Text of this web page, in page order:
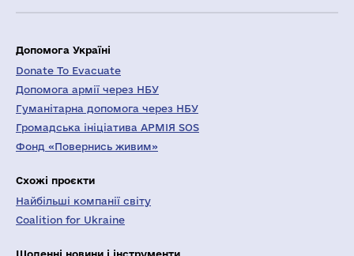
Допомога Україні
Donate To Evacuate
Допомога армії через НБУ
Гуманітарна допомога через НБУ
Громадська ініціатива АРМІЯ SOS
Фонд «Повернись живим»
Схожі проєкти
Найбільші компанії світу
Coalition for Ukraine
Щоденні новини і інструменти